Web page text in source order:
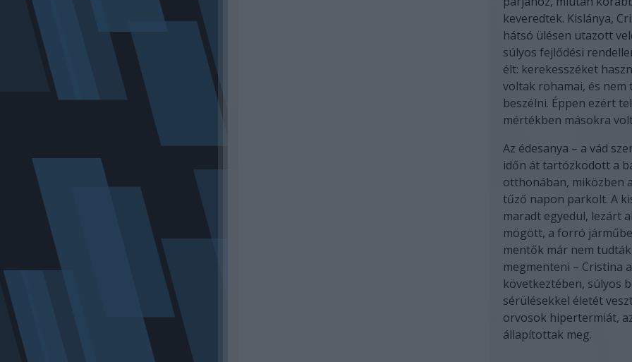
keveredtek. Kislánya,
hátsó ülésen utazott
súlyos fejlődési
élt: kerekesszéket
voltak rohamai, és nem
beszélni. Éppen ezért
mértékben másokra
Az édesanya – a vád
időn át tartózkodott a
otthonában, miközben
tűző napon parkolt. A
maradt egyedül, lezárt
mögött, a forró
mentők már nem tudták
megmenteni – Cristina
következtében, súlyos
sérülésekkel életét
orvosok hipertermiát,
állapítottak meg.